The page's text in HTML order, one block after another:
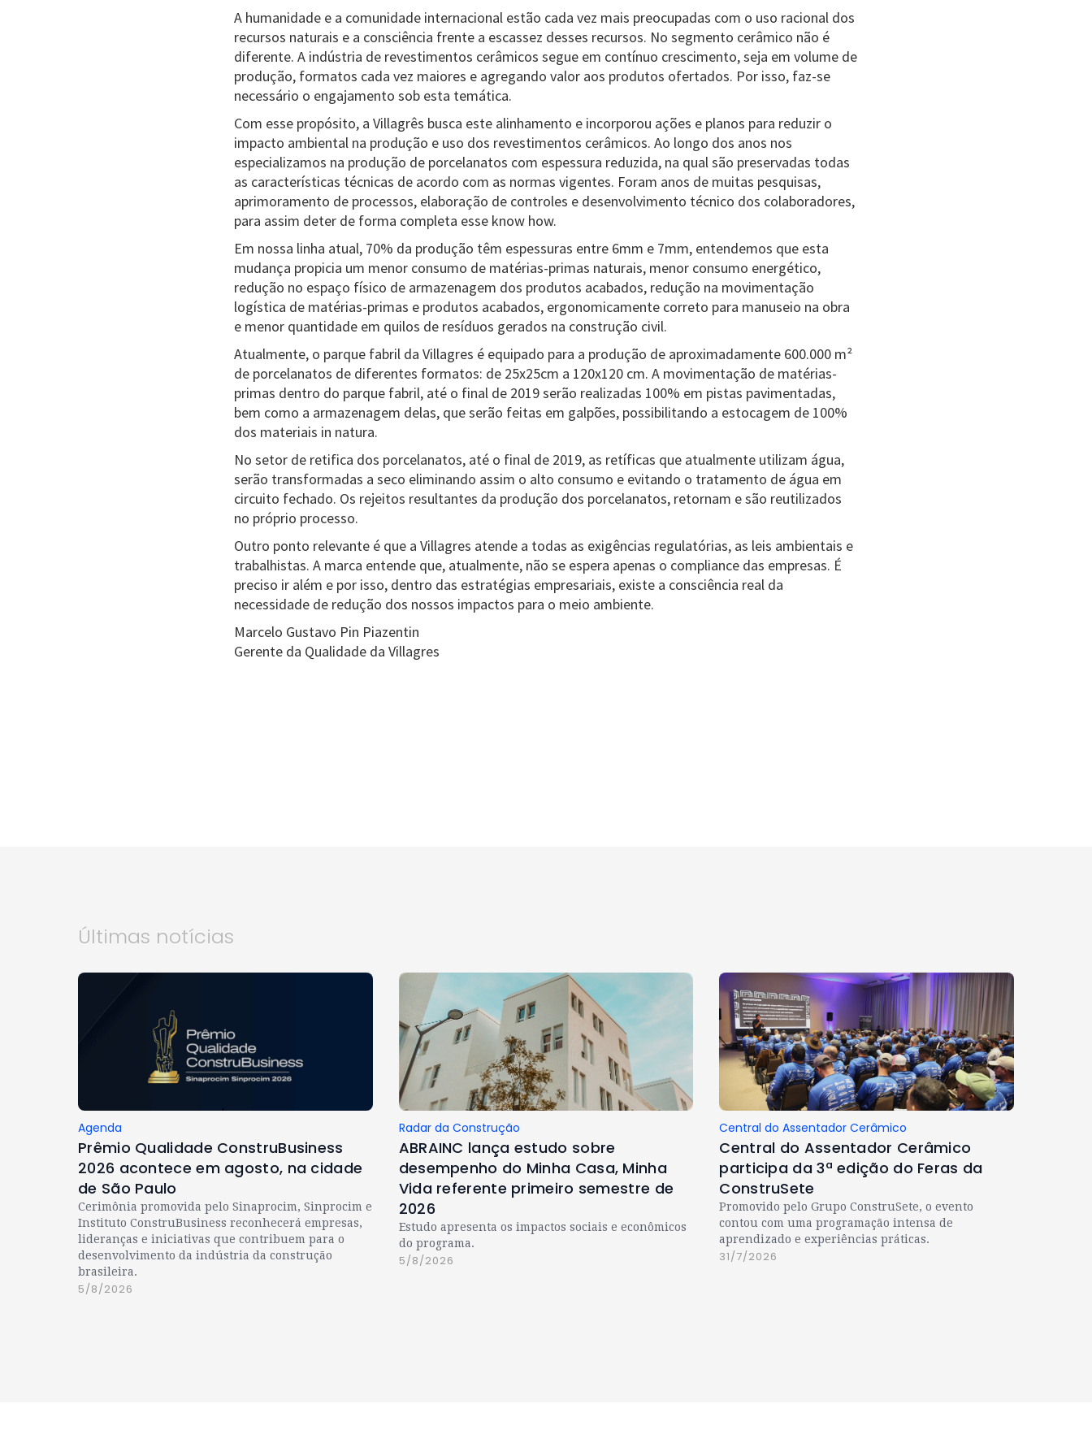
A humanidade e a comunidade internacional estão cada vez mais preocupadas com o uso racional dos
recursos naturais e a consciência frente a escassez desses recursos. No segmento cerâmico não é
diferente. A indústria de revestimentos cerâmicos segue em contínuo crescimento, seja em volume de
produção, formatos cada vez maiores e agregando valor aos produtos ofertados. Por isso, faz-se
necessário o engajamento sob esta temática.
Com esse propósito, a Villagrês busca este alinhamento e incorporou ações e planos para reduzir o
impacto ambiental na produção e uso dos revestimentos cerâmicos. Ao longo dos anos nos
especializamos na produção de porcelanatos com espessura reduzida, na qual são preservadas todas
as características técnicas de acordo com as normas vigentes. Foram anos de muitas pesquisas,
aprimoramento de processos, elaboração de controles e desenvolvimento técnico dos colaboradores,
para assim deter de forma completa esse know how.
Em nossa linha atual, 70% da produção têm espessuras entre 6mm e 7mm, entendemos que esta
mudança propicia um menor consumo de matérias-primas naturais, menor consumo energético,
redução no espaço físico de armazenagem dos produtos acabados, redução na movimentação
logística de matérias-primas e produtos acabados, ergonomicamente correto para manuseio na obra
e menor quantidade em quilos de resíduos gerados na construção civil.
Atualmente, o parque fabril da Villagres é equipado para a produção de aproximadamente 600.000 m²
de porcelanatos de diferentes formatos: de 25x25cm a 120x120 cm. A movimentação de matérias-
primas dentro do parque fabril, até o final de 2019 serão realizadas 100% em pistas pavimentadas,
bem como a armazenagem delas, que serão feitas em galpões, possibilitando a estocagem de 100%
dos materiais in natura.
No setor de retifica dos porcelanatos, até o final de 2019, as retíficas que atualmente utilizam água,
serão transformadas a seco eliminando assim o alto consumo e evitando o tratamento de água em
circuito fechado. Os rejeitos resultantes da produção dos porcelanatos, retornam e são reutilizados
no próprio processo.
Outro ponto relevante é que a Villagres atende a todas as exigências regulatórias, as leis ambientais e
trabalhistas. A marca entende que, atualmente, não se espera apenas o compliance das empresas. É
preciso ir além e por isso, dentro das estratégias empresariais, existe a consciência real da
necessidade de redução dos nossos impactos para o meio ambiente.
Marcelo Gustavo Pin Piazentin
Gerente da Qualidade da Villagres
Últimas notícias
Agenda
Prêmio Qualidade ConstruBusiness
2026 acontece em agosto, na cidade
de São Paulo
Cerimônia promovida pelo Sinaprocim, Sinprocim e
Instituto ConstruBusiness reconhecerá empresas,
lideranças e iniciativas que contribuem para o
desenvolvimento da indústria da construção
brasileira.
5/8/2026
Radar da Construção
ABRAINC lança estudo sobre
desempenho do Minha Casa, Minha
Vida referente primeiro semestre de
2026
Estudo apresenta os impactos sociais e econômicos
do programa.
5/8/2026
Central do Assentador Cerâmico
Central do Assentador Cerâmico
participa da 3ª edição do Feras da
ConstruSete
Promovido pelo Grupo ConstruSete, o evento
contou com uma programação intensa de
aprendizado e experiências práticas.
31/7/2026